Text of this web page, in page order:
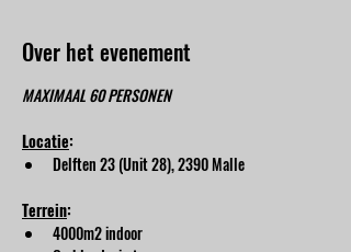
Over het evenement
MAXIMAAL 60 PERSONEN
Locatie:
Delften 23 (Unit 28), 2390 Malle
Terrein:
4000m2 indoor